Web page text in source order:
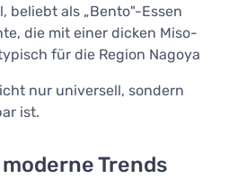
beliebt als „Bento"-Essen
die mit einer dicken Miso-
für die Region Nagoya
nur universell, sondern
ist.
Trends